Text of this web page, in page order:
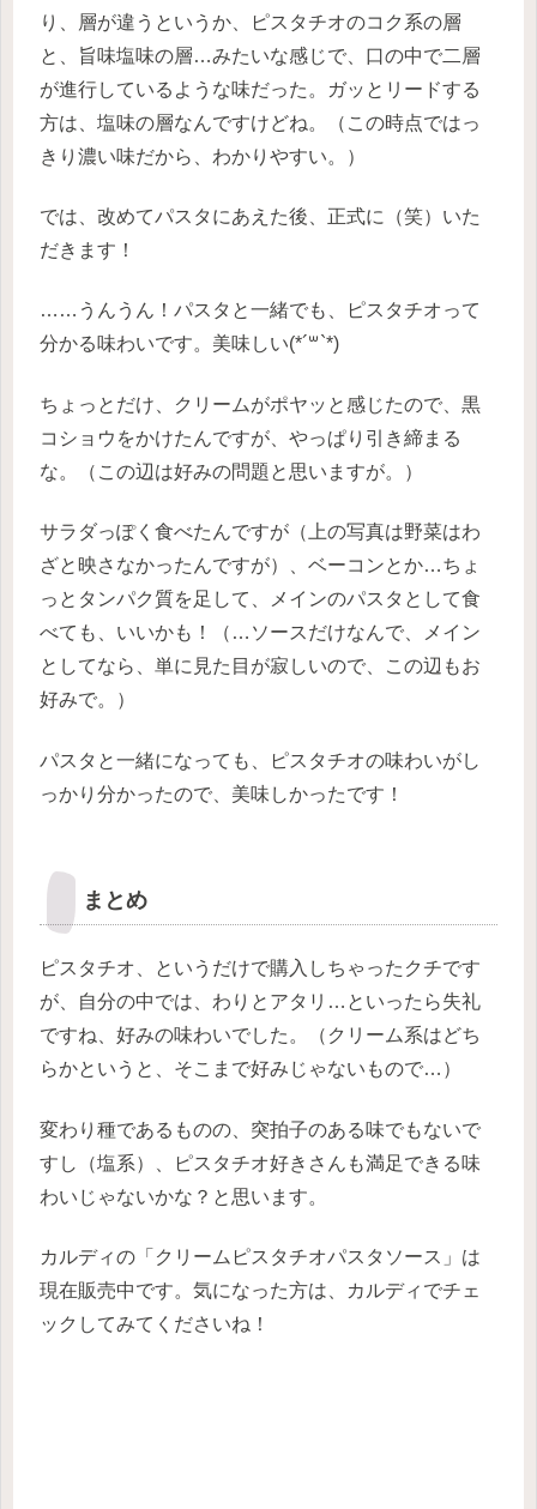
り、層が違うというか、ピスタチオのコク系の層
と、旨味塩味の層…みたいな感じで、口の中で二層
が進行しているような味だった。ガッとリードする
方は、塩味の層なんですけどね。（この時点ではっ
きり濃い味だから、わかりやすい。）
では、改めてパスタにあえた後、正式に（笑）いた
だきます！
……うんうん！パスタと一緒でも、ピスタチオって
分かる味わいです。美味しい(*´꒳`*)
ちょっとだけ、クリームがポヤッと感じたので、黒
コショウをかけたんですが、やっぱり引き締まる
な。（この辺は好みの問題と思いますが。）
サラダっぽく食べたんですが（上の写真は野菜はわ
ざと映さなかったんですが）、ベーコンとか…ちょ
っとタンパク質を足して、メインのパスタとして食
べても、いいかも！（…ソースだけなんで、メイン
としてなら、単に見た目が寂しいので、この辺もお
好みで。）
パスタと一緒になっても、ピスタチオの味わいがし
っかり分かったので、美味しかったです！
まとめ
ピスタチオ、というだけで購入しちゃったクチです
が、自分の中では、わりとアタリ…といったら失礼
ですね、好みの味わいでした。（クリーム系はどち
らかというと、そこまで好みじゃないもので…）
変わり種であるものの、突拍子のある味でもないで
すし（塩系）、ピスタチオ好きさんも満足できる味
わいじゃないかな？と思います。
カルディの「クリームピスタチオパスタソース」は
現在販売中です。気になった方は、カルディでチェ
ックしてみてくださいね！